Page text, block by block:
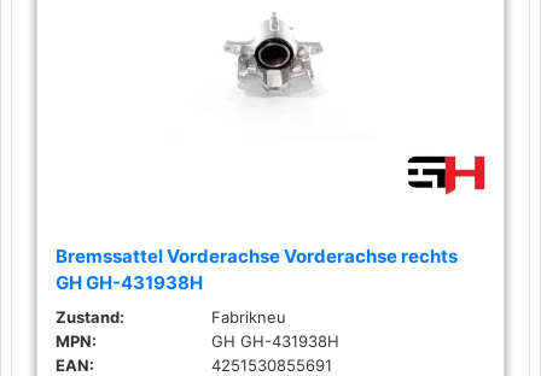
Bremssattel Vorderachse Vorderachse rechts
GH GH-431938H
Zustand:
Fabrikneu
MPN:
GH GH-431938H
EAN:
4251530855691